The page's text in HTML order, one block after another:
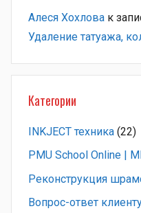
Алеся Хохлова к
Удаление татуажа,
Категории
INKJECT техника (22)
PMU School Online |
Pеконструкция
Вопрос-ответ